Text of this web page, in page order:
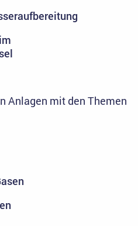
Anlagen mit den Themen